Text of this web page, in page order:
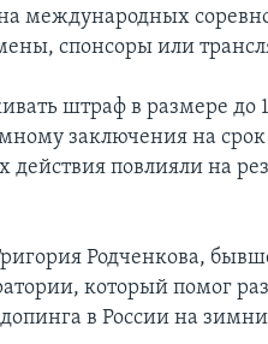
международных
спонсоры или
штраф в размере до
заключения на срок
повлияли на
Родченкова,
который помог
допинга в России на